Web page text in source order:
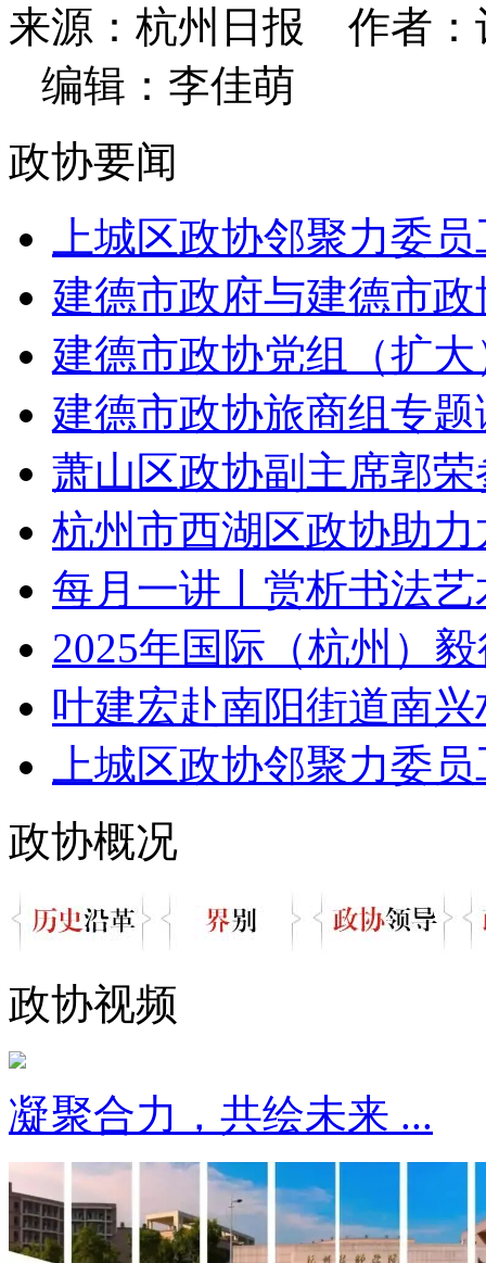
来源：杭州日报 作者
编辑：李佳萌
政协要闻
上城区政协邻聚力委
建德市政府与建德市
建德市政协党组（扩
建德市政协旅商组专
萧山区政协副主席郭
杭州市西湖区政协助
每月一讲丨赏析书法
2025年国际（杭州）
叶建宏赴南阳街道南
上城区政协邻聚力委
政协概况
政协视频
凝聚合力，共绘未来 ...